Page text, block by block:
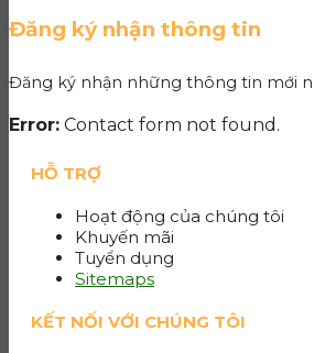
Đăng ký nhận thông tin
Đăng ký nhận những thông tin mới
Error: Contact form not found.
HỖ TRỢ
Hoạt động của chúng tôi
Khuyến mãi
Tuyển dụng
Sitemaps
KẾT NỐI VỚI CHÚNG TÔI